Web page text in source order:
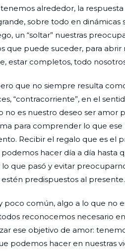
alrededor, la
sobre todo en dinámicas
un “soltar” nuestras
puede suceder, para abrir
estar completos, todo
que no siempre resulta
“contracorriente”, en el
no es nuestro deseo ser amor
para comprender lo que
Recibir el regalo que es el
hacer día a día hasta
que pasó y evitar
predispuestos al presente.
común, algo a lo que no
reconocemos necesario
ese objetivo de amor:
podemos hacer en nuestras